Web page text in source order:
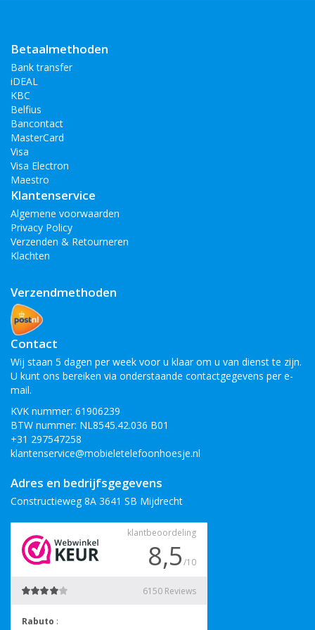
Betaalmethoden
Bank transfer
iDEAL
KBC
Belfius
Bancontact
MasterCard
Visa
Visa Electron
Maestro
Klantenservice
Algemene voorwaarden
Privacy Policy
Verzenden & Retourneren
Klachten
Verzendmethoden
Contact
Wij staan 5 dagen per week voor u klaar om u van dienst te zijn.
U kunt ons bereiken via onderstaande contactgegevens per e-
mail.
KVK nummer: 61906239
BTW nummer: NL8545.42.036 B01
+31 297547258
klantenservice@mobieletelefoonhoesje.nl
Adres en bedrijfsgegevens
Constructieweg 8A 3641 SB Mijdrecht